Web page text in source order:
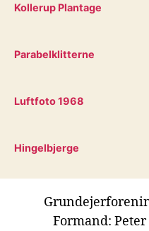
Kollerup Plantage
Parabelklitterne
Luftfoto 1968
Hingelbjerge
Formand: